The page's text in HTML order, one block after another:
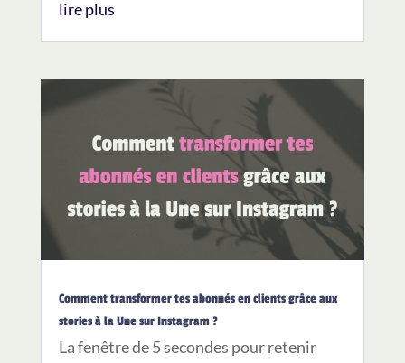
lire plus
Comment transformer tes abonnés en clients grâce aux
stories à la Une sur Instagram ?
La fenêtre de 5 secondes pour retenir